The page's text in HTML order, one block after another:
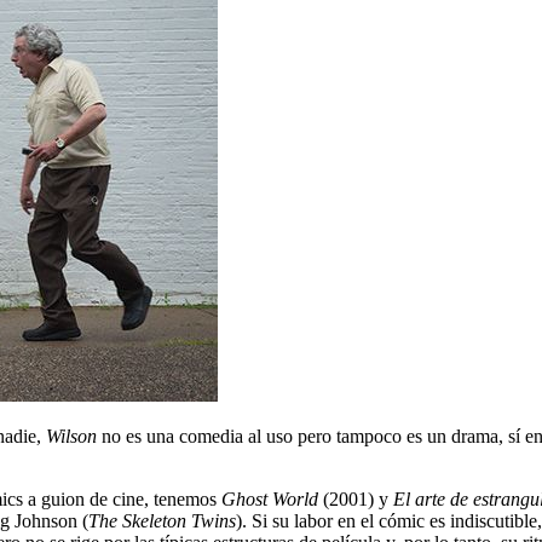
Wilson no es una comedia al uso pero tampoco es un drama, sí
a guion de cine, tenemos Ghost World (2001) y El arte de
Johnson (The Skeleton Twins). Si su labor en el cómic es